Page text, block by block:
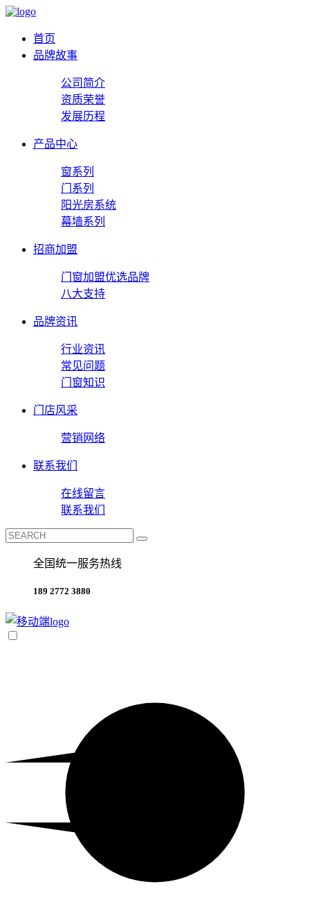
首页
品牌故事
公司简介
资质荣誉
发展历程
产品中心
窗系列
门系列
阳光房系统
幕墙系列
招商加盟
门窗加盟优选品牌
八大支持
品牌资讯
行业资讯
常见问题
门窗知识
门店风采
营销网络
联系我们
在线留言
联系我们
全国统一服务热线
189 2772 3880